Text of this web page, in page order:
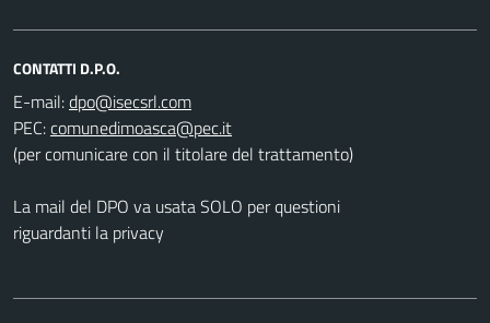
CONTATTI D.P.O.
E-mail:
PEC:
(per comunicare con il titolare del trattamento)
La mail del DPO va usata SOLO per questioni
riguardanti la privacy